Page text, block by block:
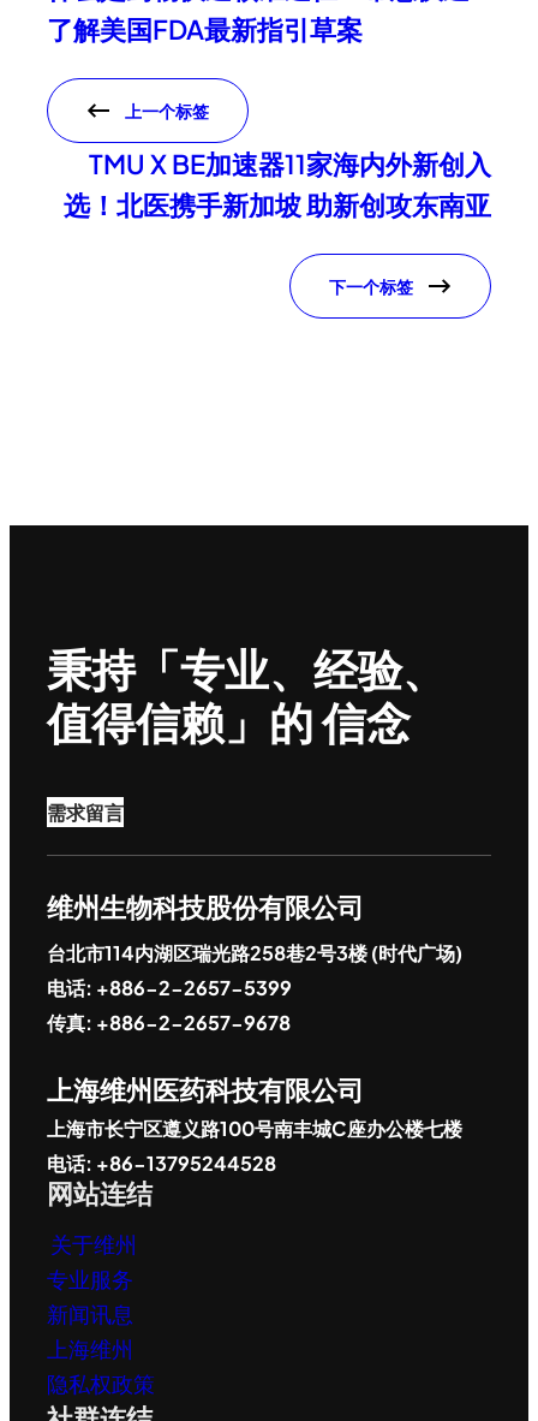
了解美国FDA最新指引草案
上一个标签
TMU X BE加速器11家海内外新创入
选！北医携手新加坡 助新创攻东南亚
下一个标签
秉持「专业、经验、
值得信赖」的 信念
需求留言
维州生物科技股份有限公司
台北市114内湖区瑞光路258巷2号3楼 (时代广场)
电话: +886-2-2657-5399
传真: +886-2-2657-9678
上海维州医药科技有限公司
上海市长宁区遵义路100号南丰城C座办公楼七楼
电话: +86-13795244528
网站连结
关于维州
专业服务
新闻讯息
上海维州
隐私权政策